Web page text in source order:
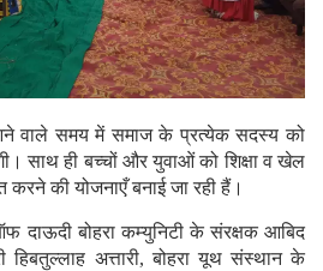
वाले समय में समाज के प्रत्येक सदस्य को
साथ ही बच्चों और युवाओं को शिक्षा व खेल
की योजनाएँ बनाई जा रही हैं।
दाऊदी बोहरा कम्युनिटी के संरक्षक आबिद
अत्तारी, बोहरा यूथ संस्थान के